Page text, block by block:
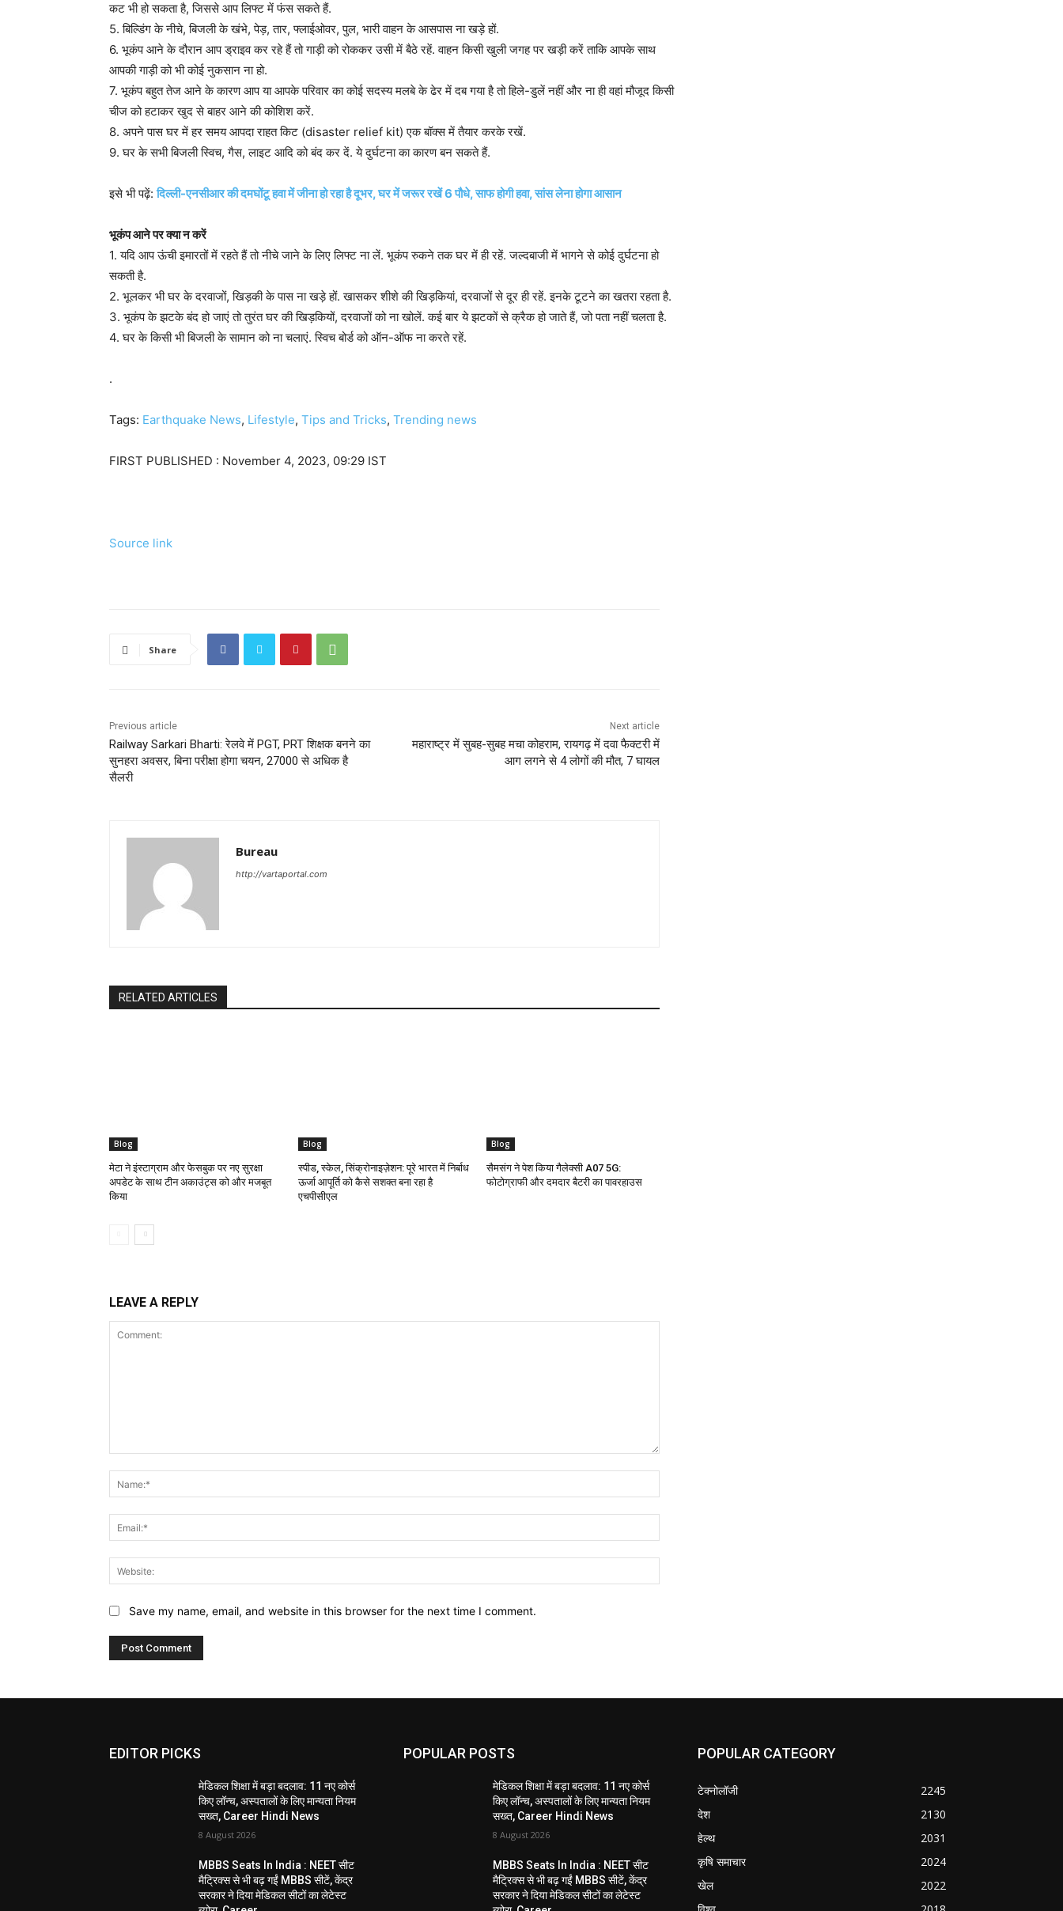
कट भी हो सकता है, जिससे आप लिफ्ट में फंस सकते हैं.
5. बिल्डिंग के नीचे, बिजली के खंभे, पेड़, तार, फ्लाईओवर, पुल, भारी वाहन के आसपास ना खड़े हों.
6. भूकंप आने के दौरान आप ड्राइव कर रहे हैं तो गाड़ी को रोककर उसी में बैठे रहें. वाहन किसी खुली जगह पर खड़ी करें ताकि आपके साथ
आपकी गाड़ी को भी कोई नुकसान ना हो.
7. भूकंप बहुत तेज आने के कारण आप या आपके परिवार का कोई सदस्य मलबे के ढेर में दब गया है तो हिले-डुलें नहीं और ना ही वहां मौजूद किसी
चीज को हटाकर खुद से बाहर आने की कोशिश करें.
8. अपने पास घर में हर समय आपदा राहत किट (disaster relief kit) एक बॉक्स में तैयार करके रखें.
9. घर के सभी बिजली स्विच, गैस, लाइट आदि को बंद कर दें. ये दुर्घटना का कारण बन सकते हैं.
इसे भी पढ़ें:दिल्ली-एनसीआर की दमघोंटू हवा में जीना हो रहा है दूभर, घर में जरूर रखें 6 पौधे, साफ होगी हवा, सांस लेना होगा आसान
भूकंप आने पर क्या न करें
1. यदि आप ऊंची इमारतों में रहते हैं तो नीचे जाने के लिए लिफ्ट ना लें. भूकंप रुकने तक घर में ही रहें. जल्दबाजी में भागने से कोई दुर्घटना हो
सकती है.
2. भूलकर भी घर के दरवाजों, खिड़की के पास ना खड़े हों. खासकर शीशे की खिड़कियां, दरवाजों से दूर ही रहें. इनके टूटने का खतरा रहता है.
3. भूकंप के झटके बंद हो जाएं तो तुरंत घर की खिड़कियों, दरवाजों को ना खोलें. कई बार ये झटकों से क्रैक हो जाते हैं, जो पता नहीं चलता है.
4. घर के किसी भी बिजली के सामान को ना चलाएं. स्विच बोर्ड को ऑन-ऑफ ना करते रहें.
.
Tags: Earthquake News, Lifestyle, Tips and Tricks, Trending news
FIRST PUBLISHED : November 4, 2023, 09:29 IST
Source link
Share
Previous article
Railway Sarkari Bharti: रेलवे में PGT, PRT शिक्षक बनने का
सुनहरा अवसर, बिना परीक्षा होगा चयन, 27000 से अधिक है
सैलरी
Next article
महाराष्ट्र में सुबह-सुबह मचा कोहराम, रायगढ़ में दवा फैक्टरी में
आग लगने से 4 लोगों की मौत, 7 घायल
Bureau
http://vartaportal.com
RELATED ARTICLES
Blog
मेटा ने इंस्टाग्राम और फेसबुक पर नए सुरक्षा
अपडेट के साथ टीन अकाउंट्स को और मजबूत
किया
Blog
स्पीड, स्केल, सिंक्रोनाइज़ेशन: पूरे भारत में निर्बाध
ऊर्जा आपूर्ति को कैसे सशक्त बना रहा है
एचपीसीएल
Blog
सैमसंग ने पेश किया गैलेक्सी A07 5G:
फोटोग्राफी और दमदार बैटरी का पावरहाउस
LEAVE A REPLY
Save my name, email, and website in this browser for the next time I comment.
EDITOR PICKS
मेडिकल शिक्षा में बड़ा बदलाव: 11 नए कोर्स
किए लॉन्च, अस्पतालों के लिए मान्यता नियम
सख्त, Career Hindi News
8 August 2026
MBBS Seats In India : NEET सीट
मैट्रिक्स से भी बढ़ गईं MBBS सीटें, केंद्र
सरकार ने दिया मेडिकल सीटों का लेटेस्ट
POPULAR POSTS
मेडिकल शिक्षा में बड़ा बदलाव: 11 नए कोर्स
किए लॉन्च, अस्पतालों के लिए मान्यता नियम
सख्त, Career Hindi News
8 August 2026
MBBS Seats In India : NEET सीट
मैट्रिक्स से भी बढ़ गईं MBBS सीटें, केंद्र
सरकार ने दिया मेडिकल सीटों का लेटेस्ट
POPULAR CATEGORY
टेक्नोलॉजी
2245
देश
2130
हेल्थ
2031
कृषि समाचार
2024
खेल
2022